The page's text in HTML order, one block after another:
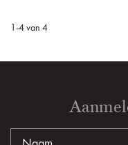
-4 van 4